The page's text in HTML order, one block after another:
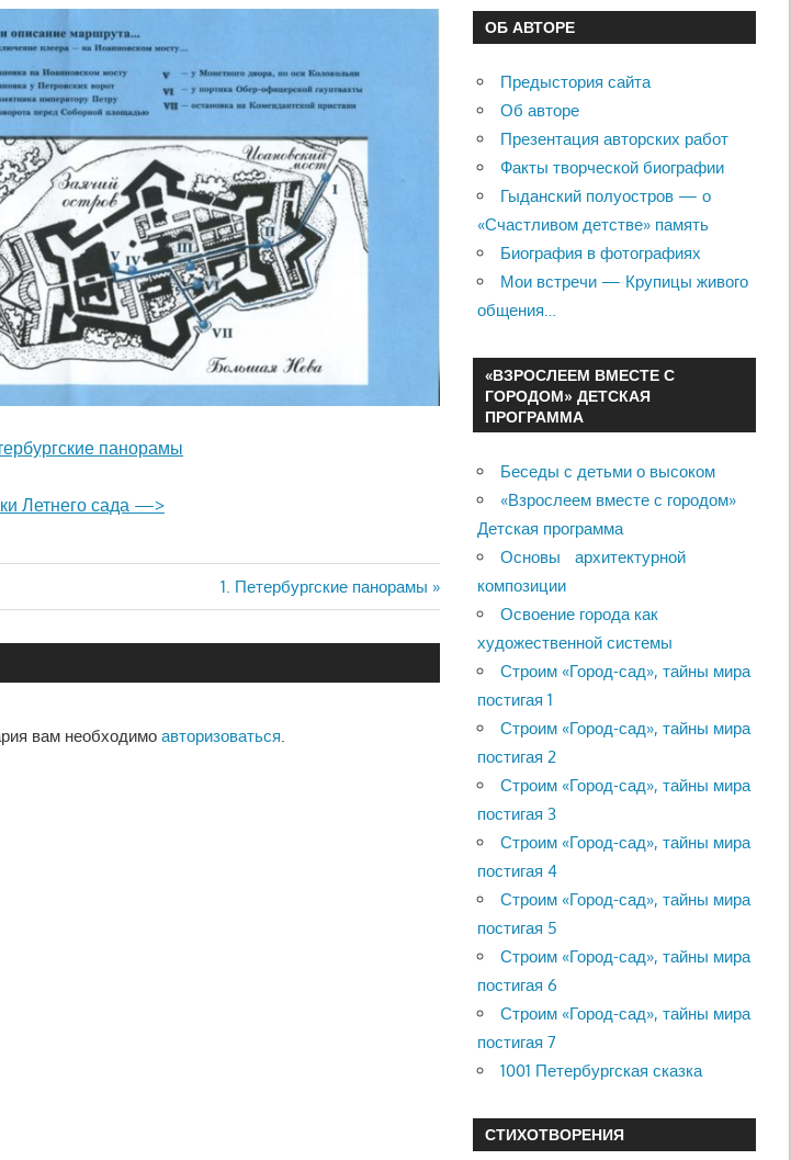
панорамы
Летнего сада —>
Next
Post:
1. Петербургские панорамы
вам необходимо авторизоваться
ОБ АВТОРЕ
Предыстория сайта
Об авторе
Презентация авторских работ
Факты творческой биографии
Гыданский полуостров — о
«Счастливом детстве» память
Биография в фотографиях
Мои встречи — Крупицы живого
общения…
«ВЗРОСЛЕЕМ ВМЕСТЕ С
ГОРОДОМ» ДЕТСКАЯ
ПРОГРАММА
Беседы с детьми о высоком
«Взрослеем вместе с городом»
Детская программа
Основы архитектурной
композиции
Освоение города как
художественной системы
Строим «Город-сад», тайны мира
постигая 1
Строим «Город-сад», тайны мира
постигая 2
Строим «Город-сад», тайны мира
постигая 3
Строим «Город-сад», тайны мира
постигая 4
Строим «Город-сад», тайны мира
постигая 5
Строим «Город-сад», тайны мира
постигая 6
Строим «Город-сад», тайны мира
постигая 7
1001 Петербургская сказка
СТИХОТВОРЕНИЯ